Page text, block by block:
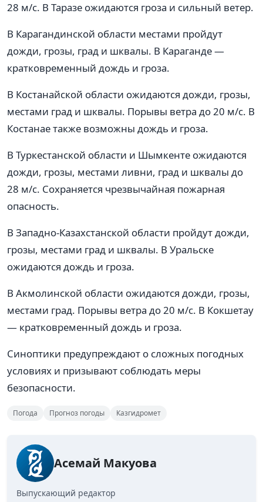
28 м/с. В Таразе ожидаются гроза и сильный ветер.
В Карагандинской области местами пройдут
дожди, грозы, град и шквалы. В Караганде —
кратковременный дождь и гроза.
В Костанайской области ожидаются дожди, грозы,
местами град и шквалы. Порывы ветра до 20 м/с. В
Костанае также возможны дождь и гроза.
В Туркестанской области и Шымкенте ожидаются
дожди, грозы, местами ливни, град и шквалы до
28 м/с. Сохраняется чрезвычайная пожарная
опасность.
В Западно-Казахстанской области пройдут дожди,
грозы, местами град и шквалы. В Уральске
ожидаются дождь и гроза.
В Акмолинской области ожидаются дожди, грозы,
местами град. Порывы ветра до 20 м/с. В Кокшетау
— кратковременный дождь и гроза.
Синоптики предупреждают о сложных погодных
условиях и призывают соблюдать меры
безопасности.
Погода Прогноз погоды Казгидромет
Асемай Макуова
Выпускающий редактор